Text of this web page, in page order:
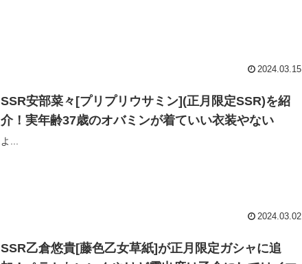
2024.03.15
SSR安部菜々[プリプリウサミン](正月限定SSR)を紹
介！実年齢37歳のオバミンが着ていい衣装やない
よ...
2024.03.02
SSR乙倉悠貴[藤色乙女草紙]が正月限定ガシャに追